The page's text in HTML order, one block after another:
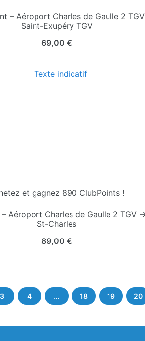
– Aéroport Charles de Gaulle 2
Saint-Exupéry TGV
69,00 €
et gagnez 890 ClubPoints !
Aéroport Charles de Gaulle 2 TGV
St-Charles
89,00 €
3 4 … 18 19 20